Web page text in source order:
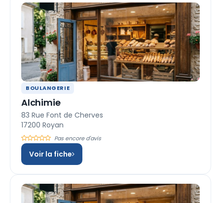
BOULANGERIE
Alchimie
83 Rue Font de Cherves
17200 Royan
Pas encore d'avis
Voir la fiche